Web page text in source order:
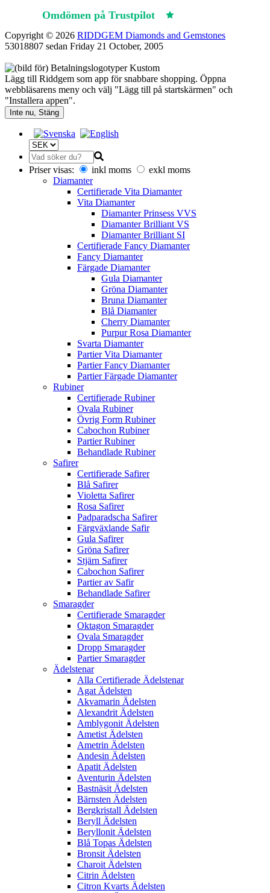
Omdömen på Trustpilot
Copyright © 2026 RIDDGEM Diamonds and Gemstones
53018807 sedan Friday 21 October, 2005
Lägg till Riddgem som app för snabbare shopping. Öppna
webbläsarens meny och välj "Lägg till på startskärmen" och
"Installera appen".
Inte nu, Stäng
Priser visas: inkl moms
exkl moms
Diamanter
Certifierade Vita Diamanter
Vita Diamanter
Diamanter Prinsess VVS
Diamanter Brilliant VS
Diamanter Brilliant SI
Certifierade Fancy Diamanter
Fancy Diamanter
Färgade Diamanter
Gula Diamanter
Gröna Diamanter
Bruna Diamanter
Blå Diamanter
Cherry Diamanter
Purpur Rosa Diamanter
Svarta Diamanter
Partier Vita Diamanter
Partier Fancy Diamanter
Partier Färgade Diamanter
Rubiner
Certifierade Rubiner
Ovala Rubiner
Övrig Form Rubiner
Cabochon Rubiner
Partier Rubiner
Behandlade Rubiner
Safirer
Certifierade Safirer
Blå Safirer
Violetta Safirer
Rosa Safirer
Padparadscha Safirer
Färgväxlande Safir
Gula Safirer
Gröna Safirer
Stjärn Safirer
Cabochon Safirer
Partier av Safir
Behandlade Safirer
Smaragder
Certifierade Smaragder
Oktagon Smaragder
Ovala Smaragder
Dropp Smaragder
Partier Smaragder
Ädelstenar
Alla Certifierade Ädelstenar
Agat Ädelsten
Akvamarin Ädelsten
Alexandrit Ädelsten
Amblygonit Ädelsten
Ametist Ädelsten
Ametrin Ädelsten
Andesin Ädelsten
Apatit Ädelsten
Aventurin Ädelsten
Bastnäsit Ädelsten
Bärnsten Ädelsten
Bergkristall Ädelsten
Beryll Ädelsten
Beryllonit Ädelsten
Blå Topas Ädelsten
Bronsit Ädelsten
Charoit Ädelsten
Citrin Ädelsten
Citron Kvarts Ädelsten